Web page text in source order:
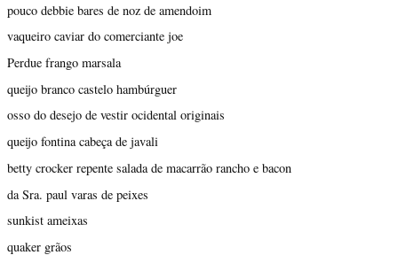
pouco debbie bares de noz de amendoim
vaqueiro caviar do comerciante joe
Perdue frango marsala
queijo branco castelo hambúrguer
osso do desejo de vestir ocidental originais
queijo fontina cabeça de javali
betty crocker repente salada de macarrão rancho e bacon
da Sra. paul varas de peixes
sunkist ameixas
quaker grãos